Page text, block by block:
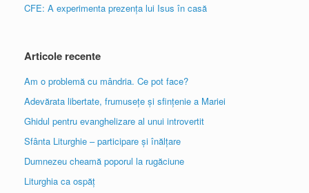
CFE: A experimenta prezența lui Isus în casă
Articole recente
Am o problemă cu mândria. Ce pot face?
Adevărata libertate, frumusețe și sfințenie a Mariei
Ghidul pentru evanghelizare al unui introvertit
Sfânta Liturghie – participare și înălțare
Dumnezeu cheamă poporul la rugăciune
Liturghia ca ospăț